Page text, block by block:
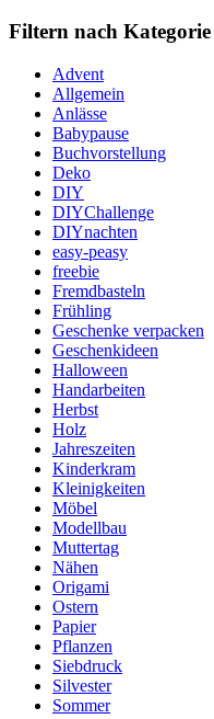
Filtern nach Kategorie
Advent
Allgemein
Anlässe
Babypause
Buchvorstellung
Deko
DIY
DIYChallenge
DIYnachten
easy-peasy
freebie
Fremdbasteln
Frühling
Geschenke verpacken
Geschenkideen
Halloween
Handarbeiten
Herbst
Holz
Jahreszeiten
Kinderkram
Kleinigkeiten
Möbel
Modellbau
Muttertag
Nähen
Origami
Ostern
Papier
Pflanzen
Siebdruck
Silvester
Sommer